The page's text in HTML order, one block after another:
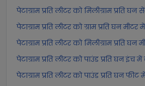
पेटाग्राम प्रति लीटर को मिलीग्राम प्रति
पेटाग्राम प्रति लीटर को ग्राम प्रति घन
पेटाग्राम प्रति लीटर को मिलीग्राम प्रति घन
पेटाग्राम प्रति लीटर को पाउंड प्रति घन इंच
पेटाग्राम प्रति लीटर को पाउंड प्रति घन